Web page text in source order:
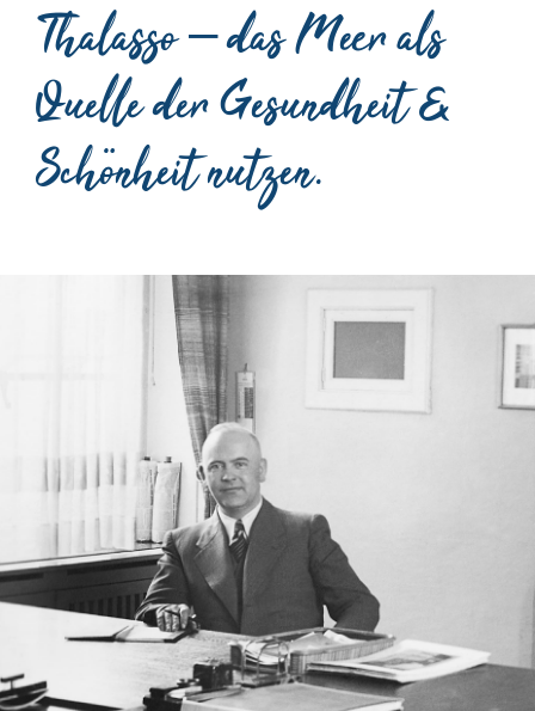
Thalasso – das Meer als
Quelle der Gesundheit &
Schönheit nutzen.